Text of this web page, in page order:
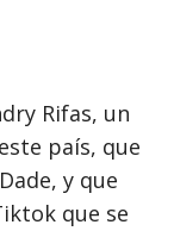
Rifas, un
país, que
y que
que se